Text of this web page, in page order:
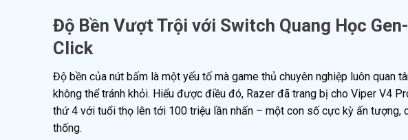
Độ Bền Vượt Trội với Switch Quang Học
Click
Độ bền của nút bấm là một yếu tố mà game thủ chuyên nghiệp luôn quan
không thể tránh khỏi. Hiểu được điều đó, Razer đã trang bị cho Viper V4
thứ 4 với tuổi thọ lên tới 100 triệu lần nhấn – một con số cực kỳ ấn tượng,
thống.